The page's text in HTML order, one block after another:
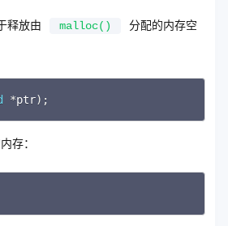
释放由 malloc()
分配的内存空
*ptr) ;
存：